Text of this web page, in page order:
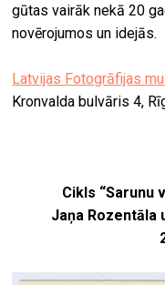
gūtas vairāk nekā 20
novērojumos un idejās.
Latvijas Fotogrāfijas
Kronvalda bulvāris 4,
Cikls “Sarunu
Jaņa Rozentāla